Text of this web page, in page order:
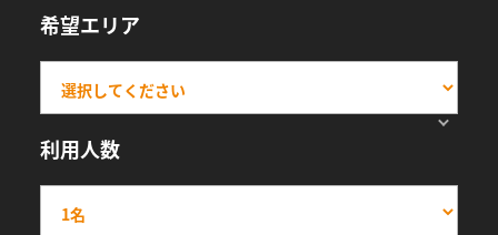
希望エリア
利用人数